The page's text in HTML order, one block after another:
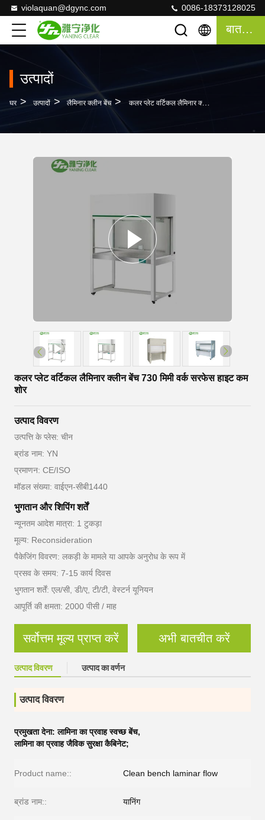
violaquan@dgync.com 0086-18373128025
बात करना
उत्पादों
घर > उत्पादों > लैमिनार क्लीन बेंच > कलर प्लेट वर्टिकल लैमिनार क्लीन बेंच 730 मिमी वर्क सरफेस हाइट कम शोर
कलर प्लेट वर्टिकल लैमिनार क्लीन बेंच 730 मिमी वर्क सरफेस हाइट कम
शोर
उत्पाद विवरण
उत्पत्ति के प्लेस: चीन
ब्रांड नाम: YN
प्रमाणन: CE/ISO
मॉडल संख्या: वाईएन-सीबी1440
भुगतान और शिपिंग शर्तें
न्यूनतम आदेश मात्रा: 1 टुकड़ा
मूल्य: Reconsideration
पैकेजिंग विवरण: लकड़ी के मामले या आपके अनुरोध के रूप में
प्रसव के समय: 7-15 कार्य दिवस
भुगतान शर्तें: एल/सी, डी/ए, टी/टी, वेस्टर्न यूनियन
आपूर्ति की क्षमता: 2000 पीसी / माह
सर्वोत्तम मूल्य प्राप्त करें अभी बातचीत करें
उत्पाद विवरण उत्पाद का वर्णन
उत्पाद विवरण
प्रमुखता देना:लामिना का प्रवाह स्वच्छ बेंच,
लामिना का प्रवाह जैविक सुरक्षा कैबिनेट;
Product name:: Clean bench laminar flow
ब्रांड नाम:: यानिंग